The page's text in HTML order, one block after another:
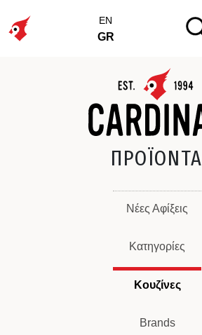
EN
GR
ΠΡΟΪΟΝΤΑ
Νέες Αφίξεις
Κατηγορίες
Κουζίνες
Brands